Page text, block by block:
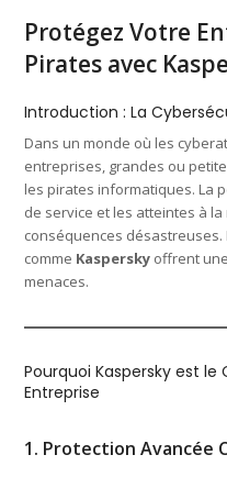
Protégez Votre
Pirates avec
Introduction : La
Dans un monde où les
entreprises, grandes ou
les pirates informatiques. La
de service et les atteintes à
conséquences
comme Kaspersky offrent
menaces.
Pourquoi Kaspersky est le
Entreprise
1. Protection Avancée